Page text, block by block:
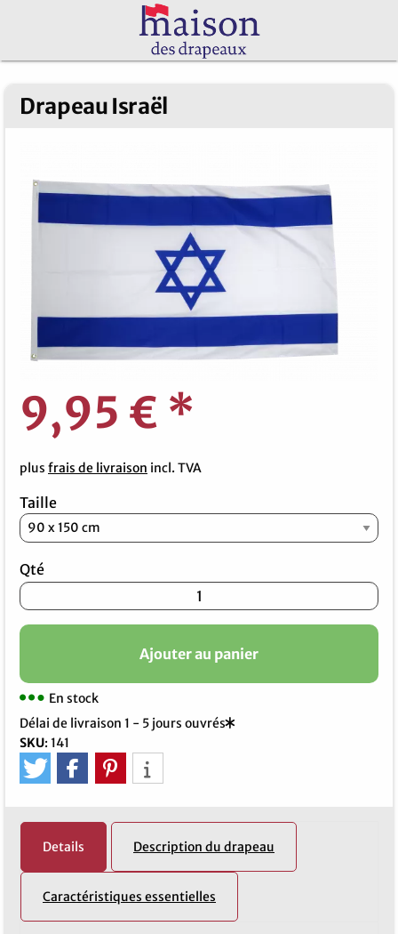
Drapeau Israël
9,95 € *
plus frais de livraison incl. TVA
Taille
Qté
Ajouter au panier
En stock
Délai de livraison 1 - 5 jours ouvrés
SKU: 141
Details Description du drapeau
Caractéristiques essentielles